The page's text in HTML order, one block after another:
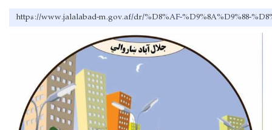
https://www.jalalabad-m.gov.af/dr/%D8%AF-%D9%8A%D9%88-